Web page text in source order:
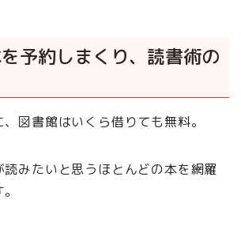
予約しまくり、読書術の
図書館はいくら借りても無料。
読みたいと思うほとんどの本を網羅